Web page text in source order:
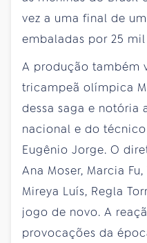
vez a uma final de
embaladas por 25
A produção também
tricampeã olímpica
dessa saga e notória
nacional e do
Eugênio Jorge. O
Ana Moser, Marcia
Mireya Luís, Regla
jogo de novo. A
provocações da